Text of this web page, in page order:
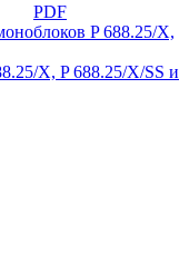
PDF
P 688.25/X,
X, P 688.25/X/SS и